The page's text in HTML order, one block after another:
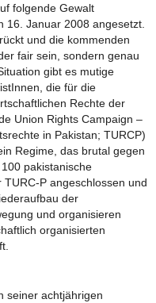
folgende Gewalt
16. Januar 2008 angesetzt.
und die kommenden
fair sein, sondern genau
gibt es mutige
die für die
Rechte der
Union Rights Campaign –
in Pakistan; TURCP)
Regime, das brutal gegen
pakistanische
P angeschlossen und
der
und organisieren
organisierten
seiner achtjährigen